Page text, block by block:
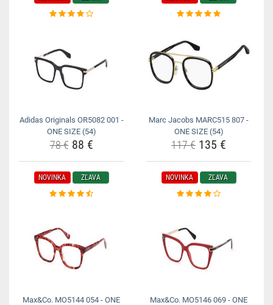
Adidas Originals OR5082 001 -
ONE SIZE (54)
78 €88 €
Marc Jacobs MARC515 807 -
ONE SIZE (54)
117 € 135 €
NOVINKA ZĽAVA
Max&Co. MO5144 054 - ONE
NOVINKA ZĽAVA
Max&Co. MO5146 069 - ONE